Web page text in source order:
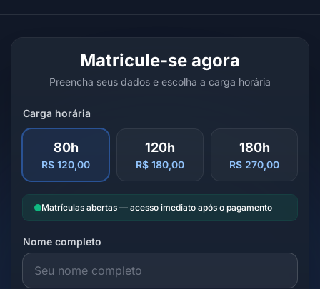
Matricule-se agora
Preencha seus dados e escolha a carga horária
Carga horária
80h
R$ 120,00
120h
R$ 180,00
180h
R$ 270,00
Matrículas abertas — acesso imediato após o pagamento
Nome completo